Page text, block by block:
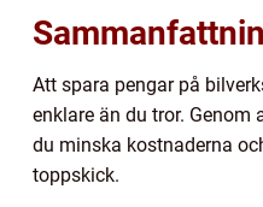
Att spara pengar på
enklare än du tror.
du minska kostnaderna
toppskick.